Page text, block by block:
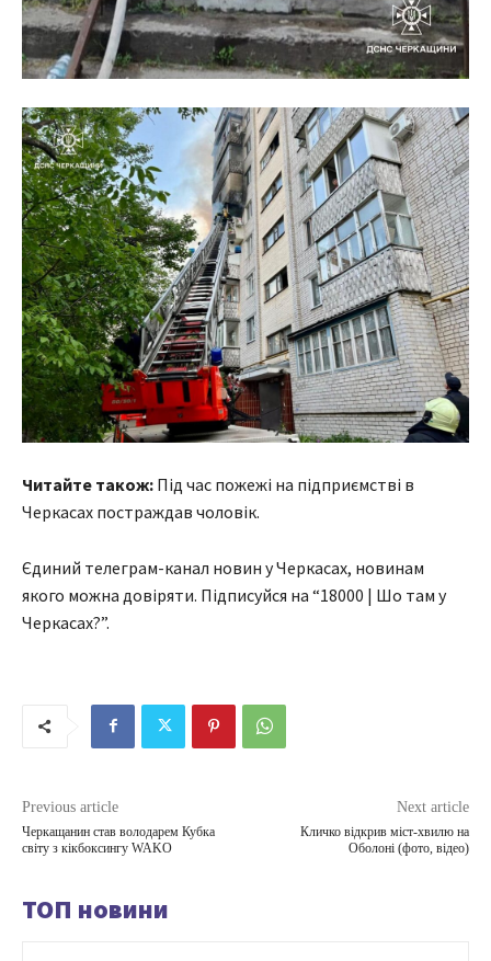
Читайте також: Під час пожежі на підприємстві в
Черкасах постраждав чоловік.
Єдиний телеграм-канал новин у Черкасах, новинам
якого можна довіряти. Підписуйся на “18000 | Шо там у
Черкасах?”.
Previous article
Черкащанин став володарем Кубка
світу з кікбоксингу WAKO
Next article
Кличко відкрив міст-хвилю на
Оболоні (фото, відео)
ТОП новини